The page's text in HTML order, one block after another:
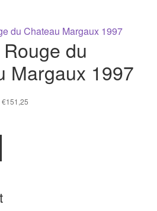
du
Margaux 1997
€151,25